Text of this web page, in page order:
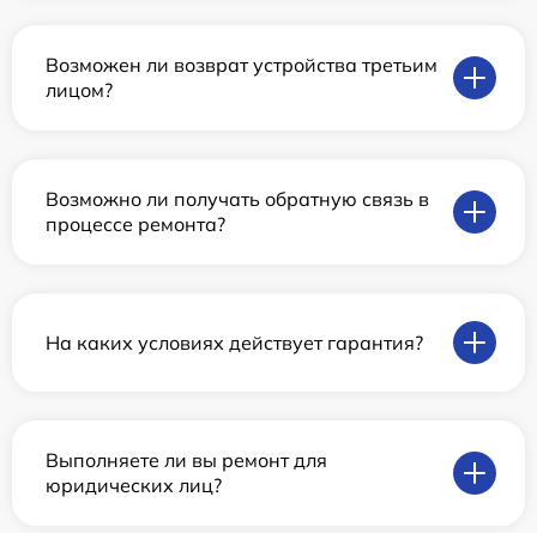
Возможен ли возврат устройства третьим
лицом?
Возможно ли получать обратную связь в
процессе ремонта?
На каких условиях действует гарантия?
Выполняете ли вы ремонт для
юридических лиц?